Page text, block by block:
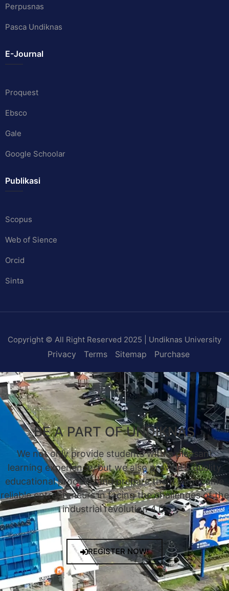
Perpusnas
Pasca Undiknas
E-Journal
Proquest
Ebsco
Gale
Google Schoolar
Publikasi
Scopus
Web of Sience
Orcid
Sinta
Copyright © All Right Reserved 2025 | Undiknas University
Privacy Terms Sitemap Purchase
BE A PART OF UNDIKNAS
We not only provide students with a pleasant
learning experience, but we also provide a quality
educational process, and prepare them to become
reliable entrepreneurs in facing the challenges of the
industrial revolution 4.0.
REGISTER NOW!